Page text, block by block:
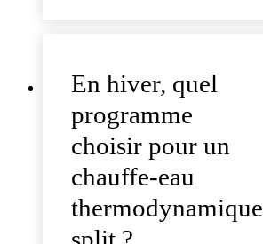
En hiver, quel
programme
choisir pour un
chauffe-eau
thermodynamique